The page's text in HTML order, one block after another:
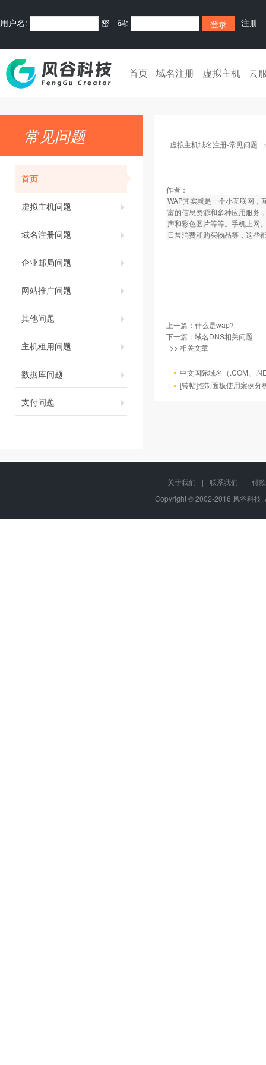
用户名: 密 码: 注册
首页 域名注册 虚拟主机 云
常见问题
首页
虚拟主机问题
域名注册问题
企业邮局问题
网站推广问题
其他问题
主机租用问题
数据库问题
支付问题
虚拟主机域名注册-常见问题
作者：
WAP其实就是一个小互联网，
富的信息资源和多种应用服务
声和彩色图片等等。手机上网
日常消费和购买物品等，这些
上一篇： 什么是wap?
下一篇： 域名DNS相关问题
>> 相关文章
中文国际域名（.COM、
[转帖]控制面板使用案例分
关于我们 | 联系我们 |
付
Copyright © 2002-2016 风谷科